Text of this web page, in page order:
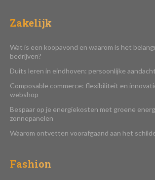
Zakelijk
Wat is een koopavond en waarom is het
bedrijven?
Duits leren in eindhoven: persoonlijke
Composable commerce: flexibiliteit en
webshop
Bespaar op je energiekosten met groene
zonnepanelen
Waarom ontvetten voorafgaand aan het
Fashion